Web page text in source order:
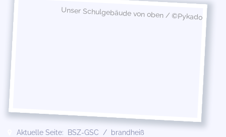
Unser Schulgebäude von oben / ©Pykado
Aktuelle Seite: BSZ-GSC
brandheiß